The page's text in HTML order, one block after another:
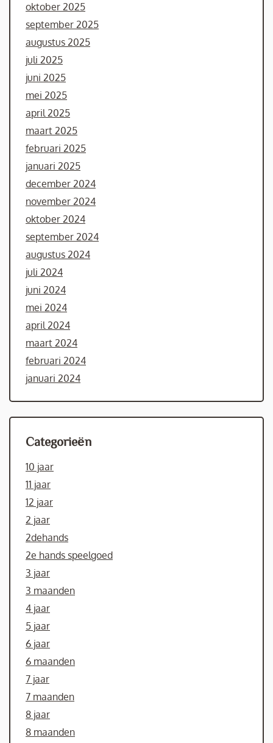
oktober 2025
september 2025
augustus 2025
juli 2025
juni 2025
mei 2025
april 2025
maart 2025
februari 2025
januari 2025
december 2024
november 2024
oktober 2024
september 2024
augustus 2024
juli 2024
juni 2024
mei 2024
april 2024
maart 2024
februari 2024
januari 2024
Categorieën
10 jaar
11 jaar
12 jaar
2 jaar
2dehands
2e hands speelgoed
3 jaar
3 maanden
4 jaar
5 jaar
6 jaar
6 maanden
7 jaar
7 maanden
8 jaar
8 maanden